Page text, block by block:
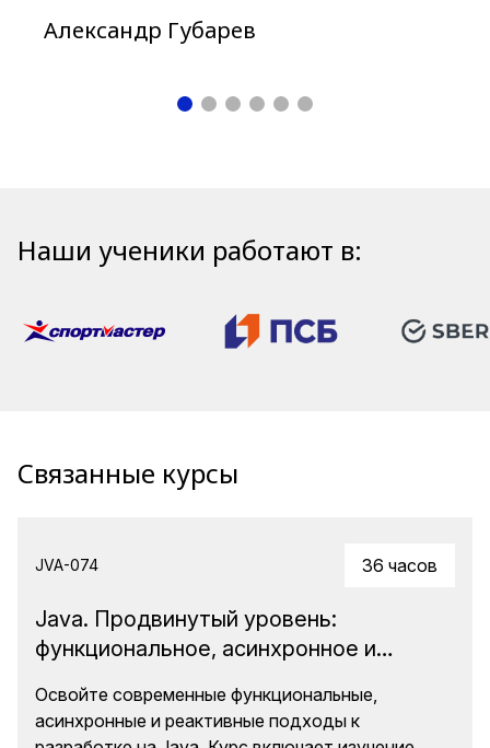
Александр Губарев
Наши ученики работают в:
Связанные курсы
JVA-074 36 часов
Java. Продвинутый уровень:
функциональное, асинхронное и
практика с ИИ
Освойте современные функциональные,
асинхронные и реактивные подходы к